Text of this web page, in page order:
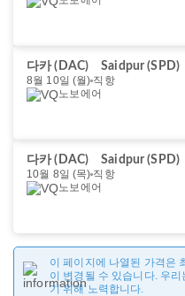
다카 (DAC)
Saidpur (SPD)
8월 10일 (월) 직항
노보에어
다카 (DAC)
Saidpur (SPD)
10월 8일 (목) 직항
노보에어
이 페이지에 나열된 가격은
이 변경될 수 있습니다. 우
기 위해 노력합니다.